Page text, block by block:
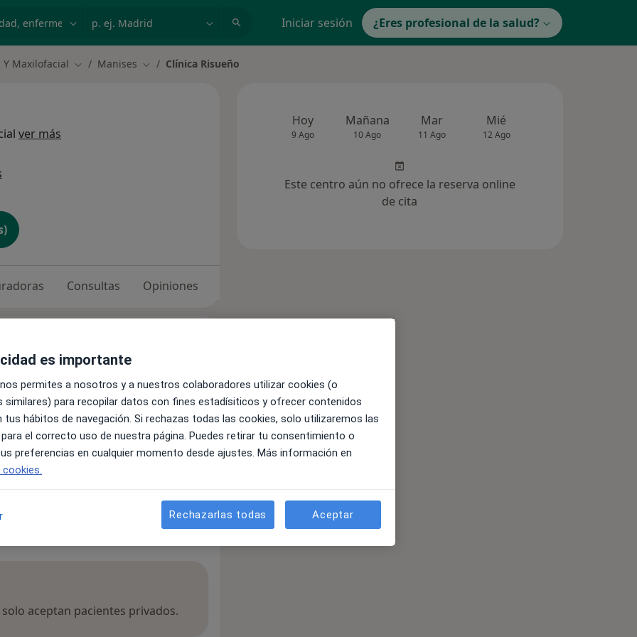
Iniciar sesión ¿Eres profesional de la salud?
Maxilofacial Cambiar de ciudad
Manises Cambiar de ciudad
Clínica Risueño
ver más
Consultas Opiniones
la realiza un experto
ortodoncia, odontopediatría,
así alcanzar la excelencia en
personalizado.
su cita y solucionar su
aceptan pacientes privados.
Hoy
9 Ago
Mañana
10 Ago
Mar
11 Ago
Mié
12 Ago
Este centro aún no ofrece la reserva online
de cita
es importante
permites a nosotros y a nuestros colaboradores utilizar cookies (o
similares) para recopilar datos con fines estadísiticos y ofrecer contenidos
tus hábitos de navegación. Si rechazas todas las cookies, solo utilizaremos las
el correcto uso de nuestra página. Puedes retirar tu consentimiento o
preferencias en cualquier momento desde ajustes. Más información en
Rechazarlas todas Aceptar